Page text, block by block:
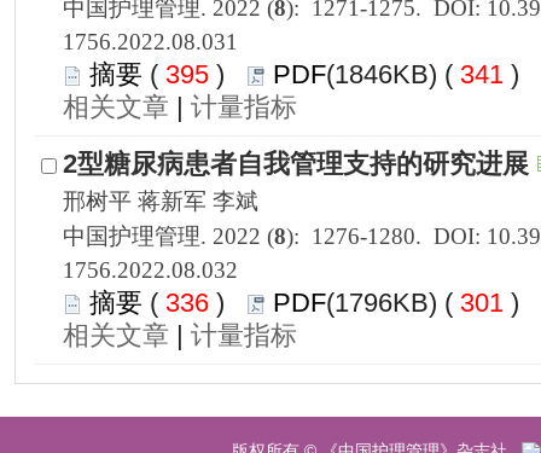
1756.2022.08.031
395 ) 341 )
|
1756.2022.08.032
336 ) 301 )
|